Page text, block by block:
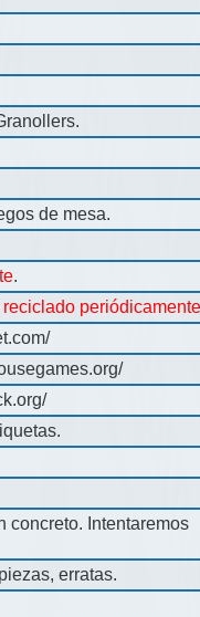
de mesa.
.
reciclado periódicamente
concreto. Intentaremos
erratas.